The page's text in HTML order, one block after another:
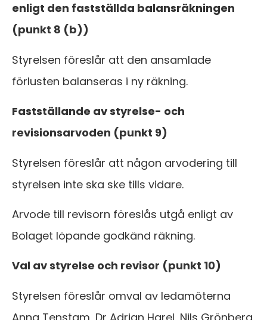
enligt den fastställda balansräkningen
(punkt 8 (b))
Styrelsen föreslår att den ansamlade
förlusten balanseras i ny räkning.
Fastställande av styrelse- och
revisionsarvoden (punkt 9)
Styrelsen föreslår att någon arvodering till
styrelsen inte ska ske tills vidare.
Arvode till revisorn föreslås utgå enligt av
Bolaget löpande godkänd räkning.
Val av styrelse och revisor (punkt 10)
Styrelsen föreslår omval av ledamöterna